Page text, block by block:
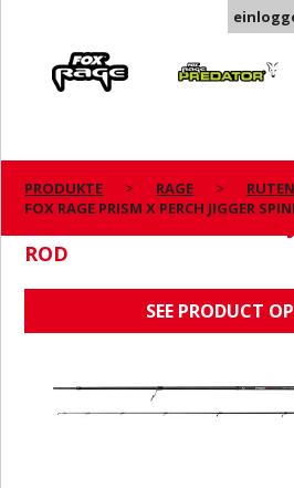
Predator
PRODUKTE RAGE
FOX RAGE PRISM X PERCH JIGGER
ROD
SEE PRODUCT